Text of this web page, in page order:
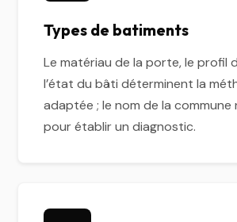
Types de batiments
Le matériau de la porte, le profil
l’état du bâti déterminent la
adaptée ; le nom de la commune
pour établir un diagnostic.